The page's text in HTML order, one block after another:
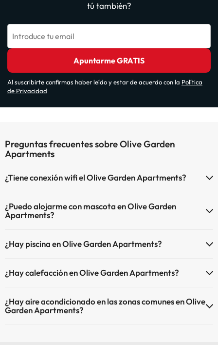
tú también?
Introduce tu email
Apuntarme GRATIS
Al suscribirte confirmas haber leído y estar de acuerdo con la Política
de Privacidad
Preguntas frecuentes sobre Olive Garden
Apartments
¿Tiene conexión wifi el Olive Garden Apartments?
¿Puedo alojarme con mascota en Olive Garden
Apartments?
¿Hay piscina en Olive Garden Apartments?
de pago) Aquí tienes más info sobre la piscina y otras instalaciones.
¿Hay calefacción en Olive Garden Apartments?
comunes.
¿Hay aire acondicionado en las zonas comunes en Olive
Garden Apartments?